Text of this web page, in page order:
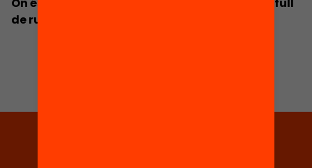
de ruta per guanyar en equitat